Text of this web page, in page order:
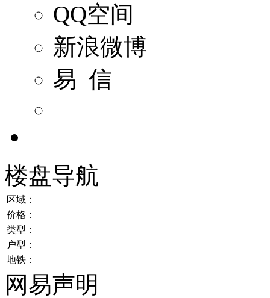
QQ空间
新浪微博
易 信
楼盘导航
区域：
价格：
类型：
户型：
地铁：
网易声明